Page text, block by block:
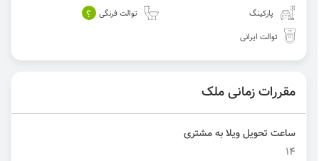
پارکینگ توالت فرنگی ؟
توالت ایرانی
مقررات زمانی ملک
ساعت تحویل ویلا به مشتری
14